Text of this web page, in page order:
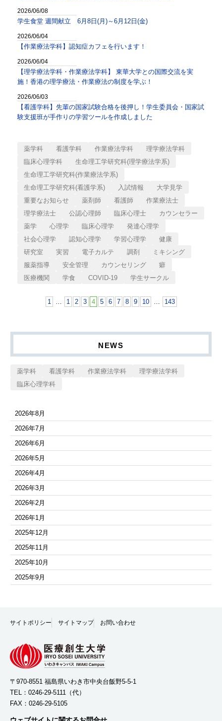
2026/06/08
学生食堂 週間献立 6月8日(月)～6月12日(金)
2026/06/04
【作業療法学科】認知症カフェを行います！
2026/06/04
【理学療法学科・作業療法学科】 東華大学との国際交流を実
施！香港の理学療法・作業療法の制度を学ぶ！
2026/06/03
【看護学科】先輩の国家試験合格を後押し！学生委員会・国家試
験支援班が手作りの学習ツールを作成しました
薬学科 看護学科 作業療法学科
理学療法学科
臨床心理学科
生命理工学研究科(理学療法学系)
生命理工学研究科(作業療法学系)
生命理工学研究科(看護学系)
入試情報
大学見学
重要なお知らせ
薬剤師 看護師
作業療法士
理学療法士
公認心理師 臨床心理士
カウンセラー
薬学
心理学 臨床心理学
発達心理学
社会心理学
認知心理学 学習心理学
健康
研究室
実習 電子カルテ 調剤
ミキシング
服薬指導
安全管理 カウンセリング
癖
医療機関
学食 COVID-19 学生サークル
1 … 1 2 3 4 5 6 7 8 9 10 … 143
NEWS
薬学科 看護学科 作業療法学科
理学療法学科
臨床心理学科
2026年8月
2026年7月
2026年6月
2026年5月
2026年4月
2026年3月
2026年2月
2026年1月
2025年12月
2025年11月
2025年10月
2025年9月
2025年6月
2025年4月
2025年3月
2025年2月
2025年1月
サイトポリシー サイトマップ お問い合わせ
〒970-8551 福島県いわき市中央台飯野5-5-1
TEL： 0246-29-5111 （代）
FAX：0246-29-5105